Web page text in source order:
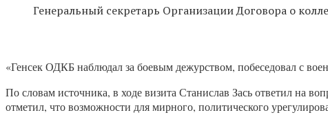
Генеральный секретарь Организации Договора о
«Генсек ОДКБ наблюдал за боевым дежурством, побеседовал с
По словам источника, в ходе визита Станислав Зась ответил
отметил, что возможности для мирного, политического